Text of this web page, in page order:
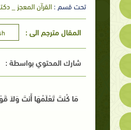
تحت قسم :القرآن المعجز _
المقال مترجم الى :
شارك المحتوي بواسطة :
مَا كُنتَ تَعْلَمُهَا أَنتَ وَلاَ